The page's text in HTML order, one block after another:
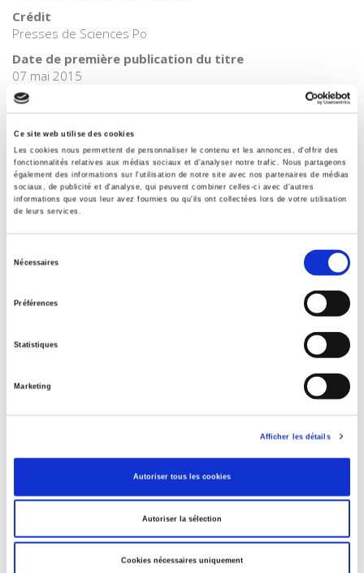
Ce site web utilise des cookies
Les cookies nous permettent de personnaliser le contenu et les annonces, d'offrir des
fonctionnalités relatives aux médias sociaux et d'analyser notre trafic. Nous partageons
également des informations sur l'utilisation de notre site avec nos partenaires de médias
sociaux, de publicité et d'analyse, qui peuvent combiner celles-ci avec d'autres
informations que vous leur avez fournies ou qu'ils ont collectées lors de votre utilisation
de leurs services.
Nécessaires
Préférences
Statistiques
Marketing
Afficher les détails
Autoriser tous les cookies
Autoriser la sélection
Cookies nécessaires uniquement
Crédit
Presses de Sciences Po
Date de première publication du titre
07 mai 2015
Type d'ouvrage
Numéro de revue
Salariés en justice
Rome, promenades sociologiques
La violence au nom de la loi
Penser la condition animale